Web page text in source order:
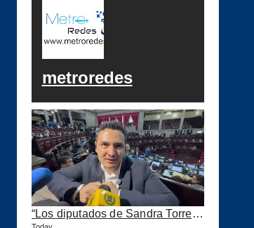
metroredes
“Los diputados de Sandra Torres lo que quieren es extorsionar” expresa Samuel Pérez